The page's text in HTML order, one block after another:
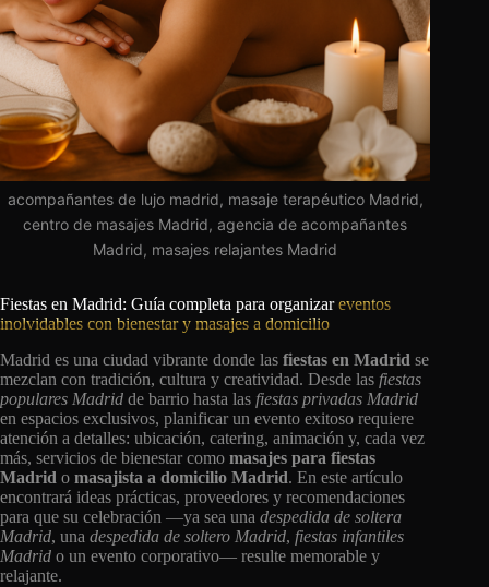
acompañantes de lujo madrid, masaje terapéutico Madrid,
centro de masajes Madrid, agencia de acompañantes
Madrid, masajes relajantes Madrid
Fiestas en Madrid: Guía completa para organizareventos
inolvidables con bienestar y masajes a domicilio
Madrid es una ciudad vibrante donde las fiestas en Madrid se
mezclan con tradición, cultura y creatividad. Desde las fiestas
populares Madrid de barrio hasta las fiestas privadas Madrid
en espacios exclusivos, planificar un evento exitoso requiere
atención a detalles: ubicación, catering, animación y, cada vez
más, servicios de bienestar como masajes para fiestas
Madrid o masajista a domicilio Madrid. En este artículo
encontrará ideas prácticas, proveedores y recomendaciones
para que su celebración —ya sea una despedida de soltera
Madrid, una despedida de soltero Madrid, fiestas infantiles
Madrid o un evento corporativo— resulte memorable y
relajante.